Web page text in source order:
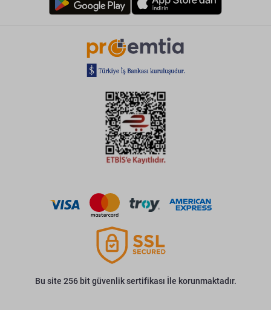
Bu site 256 bit güvenlik sertifikası İle korunmaktadır.